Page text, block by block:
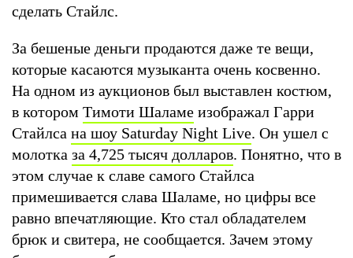
сделать Стайлс.
За бешеные деньги продаются даже те вещи,
которые касаются музыканта очень косвенно.
На одном из аукционов был выставлен костюм,
в котором Тимоти Шаламе изображал Гарри
Стайлса на шоу Saturday Night Live. Он ушел с
молотка за 4,725 тысяч долларов. Понятно, что в
этом случае к славе самого Стайлса
примешивается слава Шаламе, но цифры все
равно впечатляющие. Кто стал обладателем
брюк и свитера, не сообщается. Зачем этому